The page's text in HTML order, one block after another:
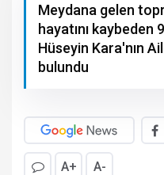
Meydana gelen
hayatını kaybeden
Hüseyin Kara'nın
bulundu
A+ A-